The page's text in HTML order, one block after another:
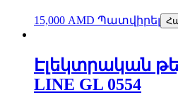
15,000 AMD Պատվիրել
Էլեկտրական
LINE GL 0554